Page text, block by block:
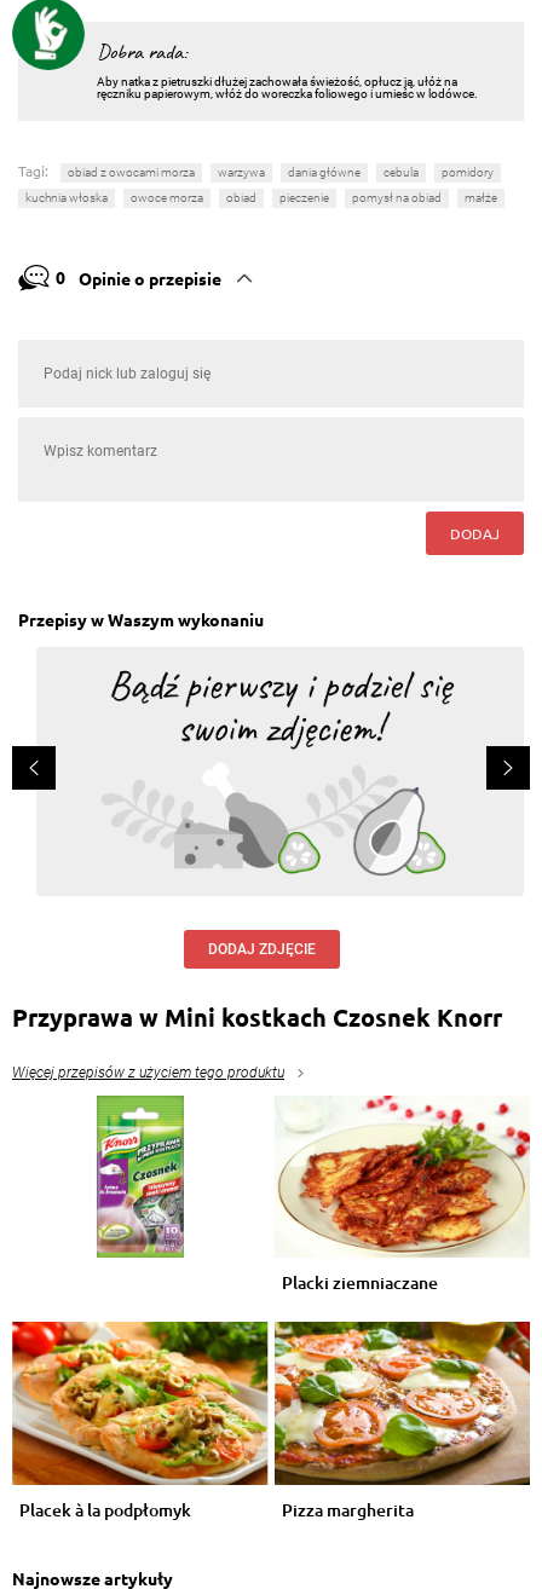
Dobra rada:
Aby natka z pietruszki dłużej zachowała świeżość, opłucz ją, ułóż na
ręczniku papierowym, włóż do woreczka foliowego i umieśc w lodówce.
Tagi: obiad z owocami morza warzywa dania główne cebula
pomidory
kuchnia włoska
owoce morza obiad pieczenie pomysł na obiad małże
0 Opinie o przepisie
DODAJ
Przepisy w Waszym wykonaniu
DODAJ ZDJĘCIE
Przyprawa w Mini kostkach Czosnek Knorr
Więcej przepisów z użyciem tego produktu
Placki ziemniaczane
Placek à la podpłomyk Pizza margherita
Najnowsze artykuły